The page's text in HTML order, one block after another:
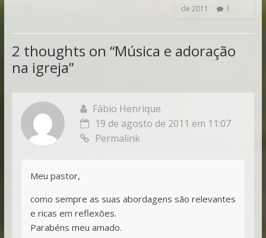
de 2011
1
2 thoughts on “Música e adoração
na igreja”
Fábio Henrique
19 de agosto de 2011 em 11:07
Permalink
Meu pastor,
como sempre as suas abordagens são relevantes
e ricas em reflexões.
Parabéns meu amado.